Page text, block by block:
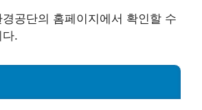
경공단의 홈페이지에서 확인할 수
다.